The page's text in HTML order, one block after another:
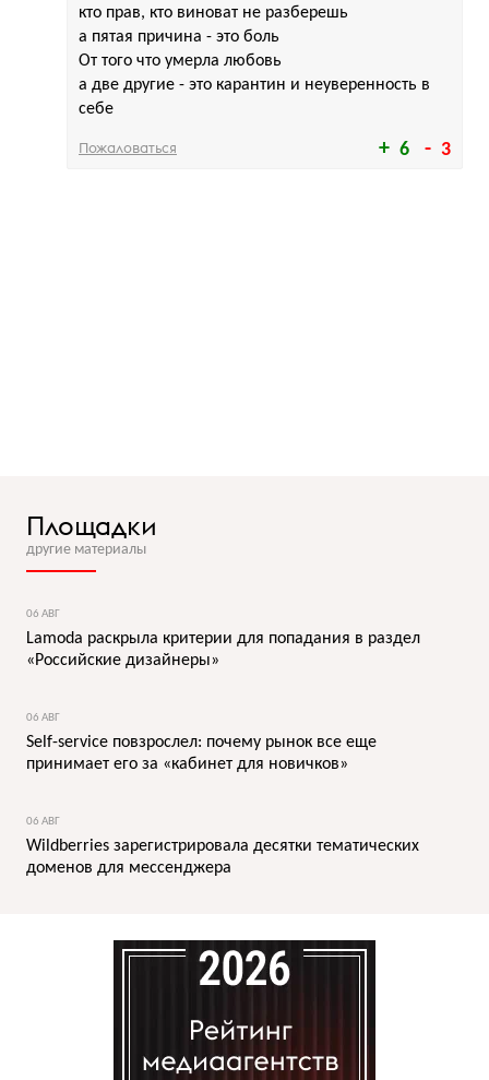
6 3
кто прав, кто виноват не разберешь
а пятая причина - это боль
От того что умерла любовь
а две другие - это карантин и неуверенность в
себе
Пожаловаться
Площадки
другие материалы
06 АВГ
Lamoda раскрыла критерии для попадания в раздел
«Российские дизайнеры»
06 АВГ
Self-service повзрослел: почему рынок все еще
принимает его за «кабинет для новичков»
06 АВГ
Wildberries зарегистрировала десятки тематических
доменов для мессенджера